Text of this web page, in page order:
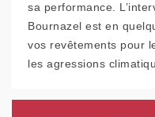
sa performance.
Bournazel est en
vos revêtements pour
les agressions